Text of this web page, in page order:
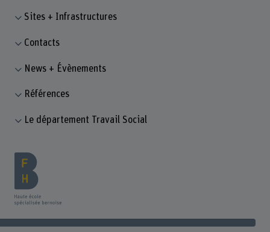
Sites + Infrastructures
Contacts
News + Évènements
Références
Le département Travail Social